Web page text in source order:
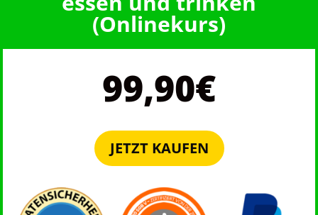
(Onlinekurs)
99,90€
JETZT KAUFEN